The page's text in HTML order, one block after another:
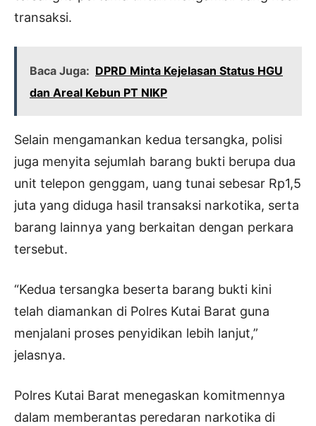
transaksi.
Baca Juga: DPRD Minta Kejelasan Status HGU
dan Areal Kebun PT NIKP
Selain mengamankan kedua tersangka, polisi
juga menyita sejumlah barang bukti berupa dua
unit telepon genggam, uang tunai sebesar Rp1,5
juta yang diduga hasil transaksi narkotika, serta
barang lainnya yang berkaitan dengan perkara
tersebut.
“Kedua tersangka beserta barang bukti kini
telah diamankan di Polres Kutai Barat guna
menjalani proses penyidikan lebih lanjut,”
jelasnya.
Polres Kutai Barat menegaskan komitmennya
dalam memberantas peredaran narkotika di